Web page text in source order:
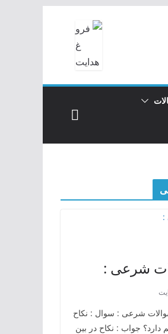
شرعی :
به سوالات شرعی : سوال : نکاح
جواب : نکاح در بین